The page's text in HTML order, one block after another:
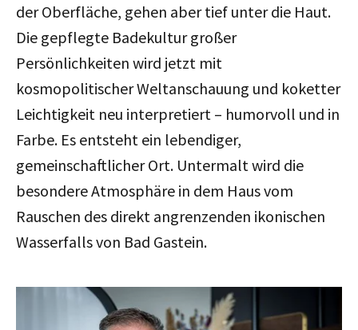
der Oberfläche, gehen aber tief unter die Haut.
Die gepflegte Badekultur großer
Persönlichkeiten wird jetzt mit
kosmopolitischer Weltanschauung und koketter
Leichtigkeit neu interpretiert – humorvoll und in
Farbe. Es entsteht ein lebendiger,
gemeinschaftlicher Ort. Untermalt wird die
besondere Atmosphäre in dem Haus vom
Rauschen des direkt angrenzenden ikonischen
Wasserfalls von Bad Gastein.